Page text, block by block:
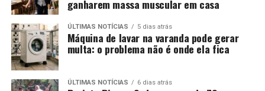
ganharem massa muscular em casa
ÚLTIMAS NOTÍCIAS 5 dias atrás
Máquina de lavar na varanda pode gerar
multa: o problema não é onde ela fica
ÚLTIMAS NOTÍCIAS 6 dias atrás